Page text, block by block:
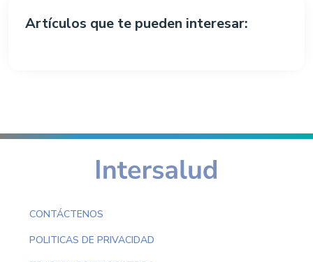
Artículos que te pueden interesar:
CONTÁCTENOS
POLITICAS DE PRIVACIDAD